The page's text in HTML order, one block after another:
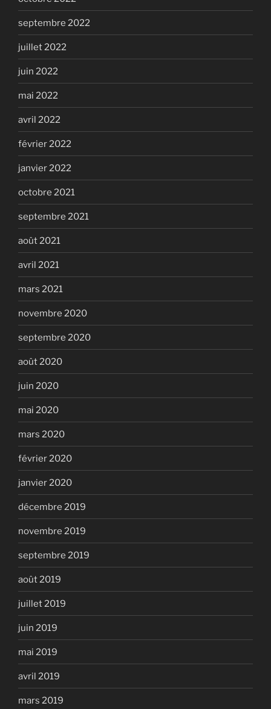
septembre 2022
juillet 2022
juin 2022
mai 2022
avril 2022
février 2022
janvier 2022
octobre 2021
septembre 2021
août 2021
avril 2021
mars 2021
novembre 2020
septembre 2020
août 2020
juin 2020
mai 2020
mars 2020
février 2020
janvier 2020
décembre 2019
novembre 2019
septembre 2019
août 2019
juillet 2019
juin 2019
mai 2019
avril 2019
mars 2019